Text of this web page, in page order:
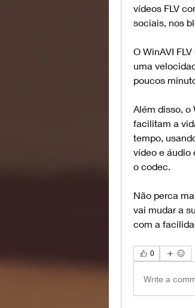
vídeos FLV
sociais, nos
O WinAVI
uma
poucos
Além disso, o
facilitam a
tempo,
vídeo e áudio
o codec.
Não perca
vai mudar a
com a
0
Write a